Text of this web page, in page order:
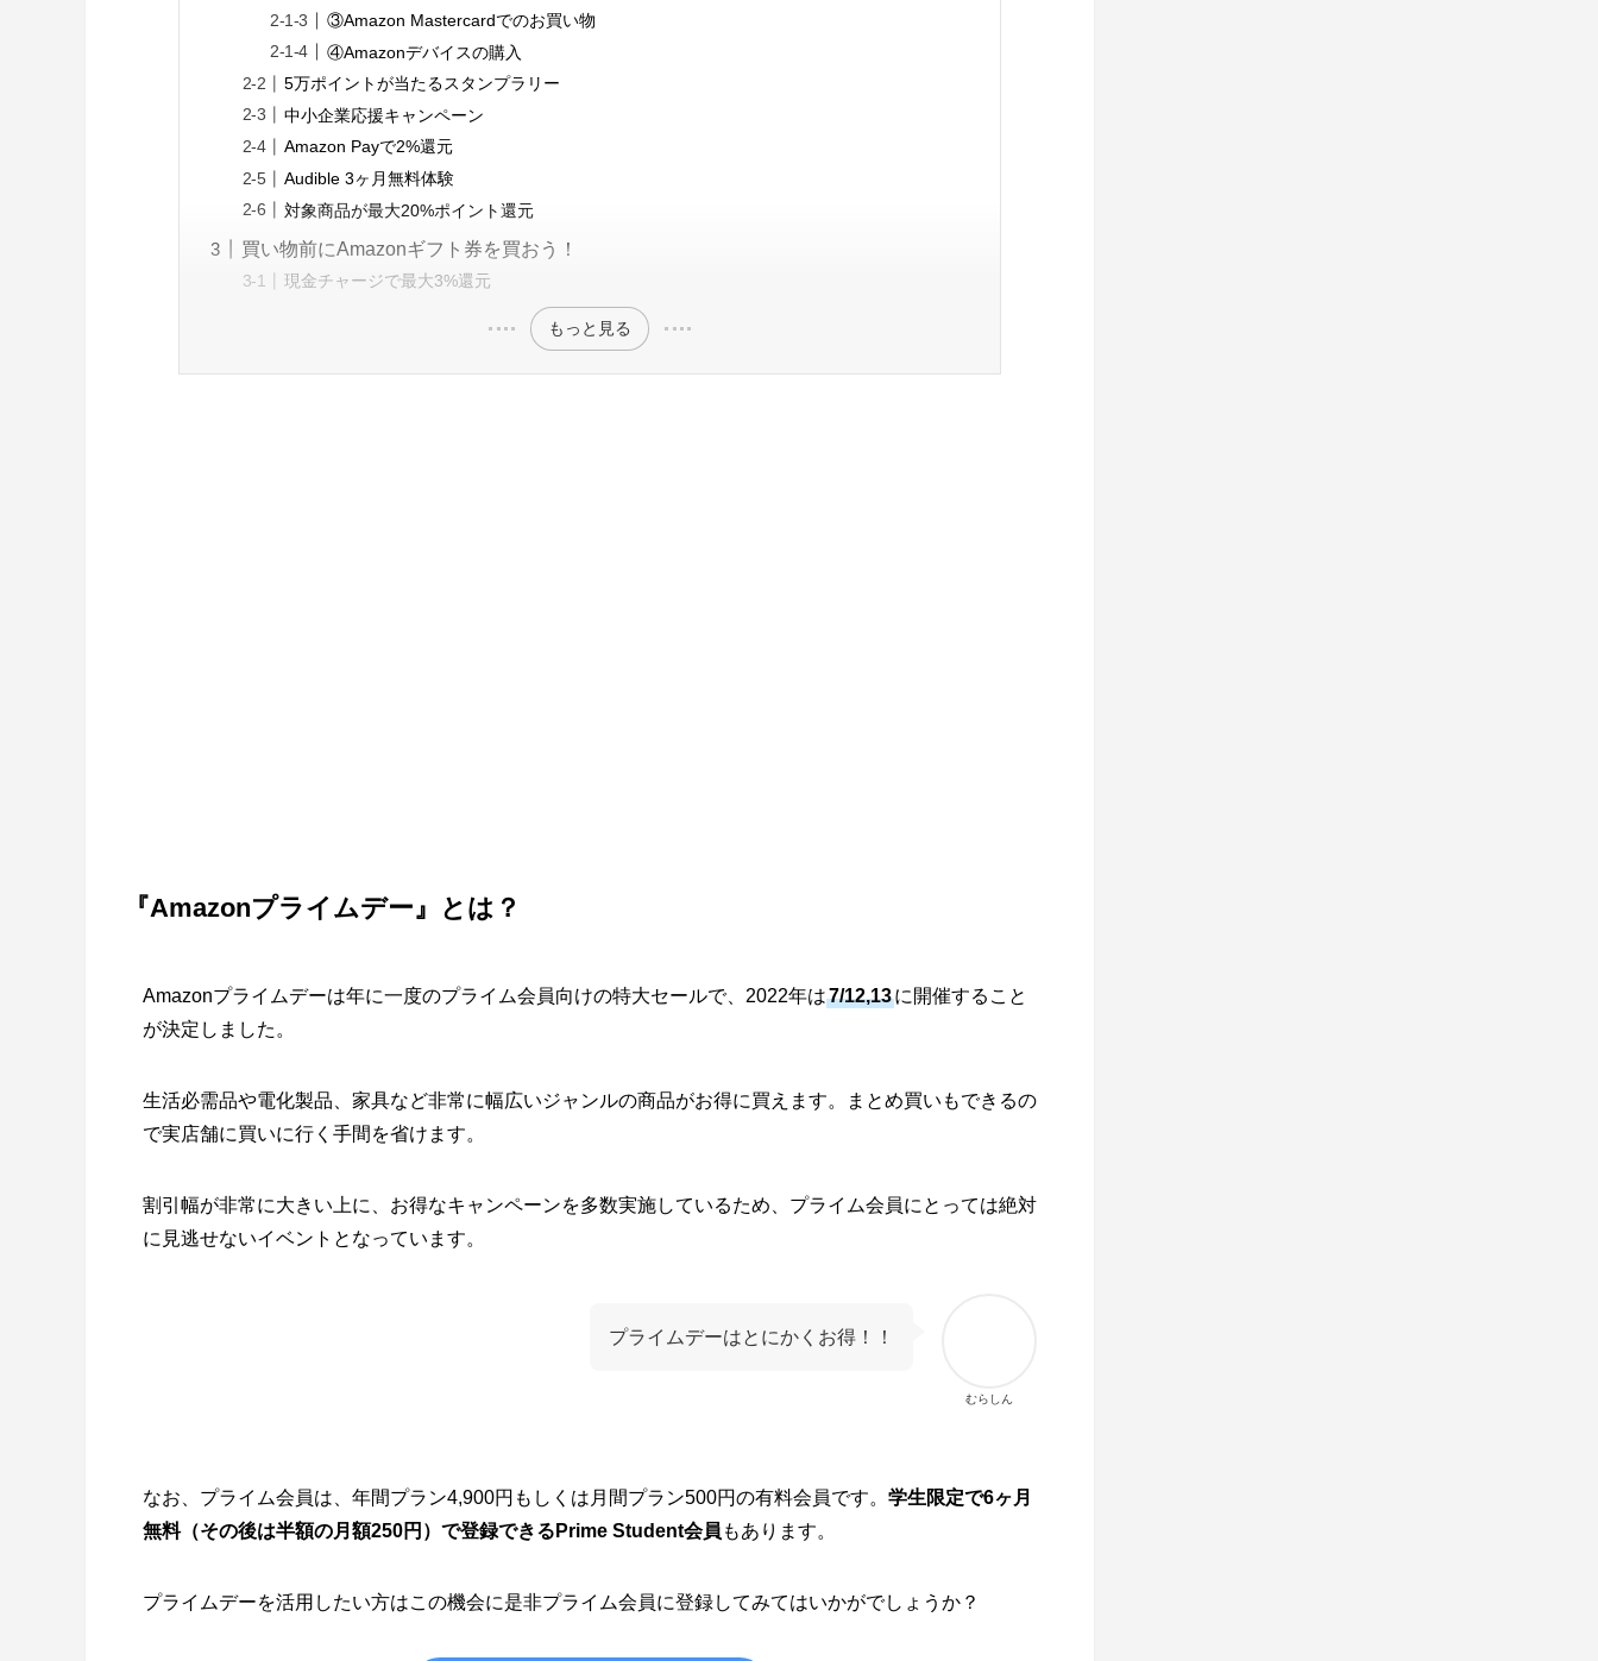
③Amazon Mastercardでのお買い物
④Amazonデバイスの購入
5万ポイントが当たるスタンプラリー
中小企業応援キャンペーン
Amazon Payで2%還元
Audible 3ヶ月無料体験
対象商品が最大20%ポイント還元
買い物前にAmazonギフト券を買おう！
現金チャージで最大3%還元
もっと見る
『Amazonプライムデー』とは？
Amazonプライムデーは年に一度のプライム会員向けの特大セールで、2022年は7/12,13に開催すること
が決定しました。
生活必需品や電化製品、家具など非常に幅広いジャンルの商品がお得に買えます。まとめ買いもできるの
で実店舗に買いに行く手間を省けます。
割引幅が非常に大きい上に、お得なキャンペーンを多数実施しているため、プライム会員にとっては絶対
に見逃せないイベントとなっています。
むらしん
プライムデーはとにかくお得！！
なお、プライム会員は、年間プラン4,900円もしくは月間プラン500円の有料会員です。 学生限定で6ヶ月
無料（その後は半額の月額250円）で登録できるPrime Student会員 もあります。
プライムデーを活用したい方はこの機会に是非プライム会員に登録してみてはいかがでしょうか？